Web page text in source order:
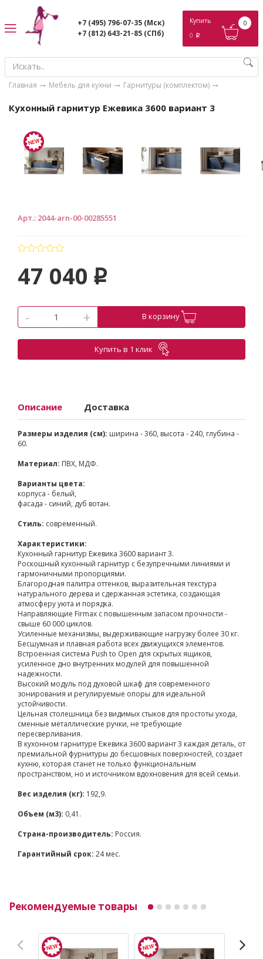
+7 (495) 796-07-35 (Мск)
+7 (812) 643-21-85 (СПб)
Купить
0 p
0
Главная Мебель для кухни Гарнитуры (комплектом)
Кухонный гарнитур Ежевика 3600 вариант 3
Арт.: 2044-arn-00-00285551
47 040 p
- + В корзину
Купить в 1 клик
Описание Доставка
Размеры изделия (см): ширина - 360, высота - 240, глубина -
60.
Материал: ПВХ, МДФ.
Варианты цвета:
корпуса - белый,
фасада - синий, дуб вотан.
Стиль: современный.
Характеристики:
Кухонный гарнитур Ежевика 3600 вариант 3.
Роскошный кухонный гарнитур с безупречными линиями и
гармоничными пропорциями.
Благородная палитра оттенков, выразительная текстура
натурального дерева и сдержанная эстетика, создающая
атмосферу уюта и порядка.
Направляющие Firmax с повышенным запасом прочности -
свыше 60 000 циклов.
Усиленные механизмы, выдерживающие нагрузку более 30 кг.
Бесшумная и плавная работа всех движущихся элементов.
Встроенная система Push to Open для скрытых ящиков,
усиленное дно внутренних модулей для повышенной
надежности.
Высокий модуль под духовой шкаф для современного
зонирования и регулируемые опоры для идеальной
устойчивости.
Цельная столешница без видимых стыков для простоты ухода,
сменные металлические ручки, не требующие
пересверливания.
В кухонном гарнитуре Ежевика 3600 вариант 3 каждая деталь, от
премиальной фурнитуры до бесшовных поверхностей, создает
кухню, которая станет не только функциональным
пространством, но и источником вдохновения для всей семьи.
Вес изделия (кг): 192,9.
Объем (м3): 0,41.
Страна-производитель: Россия.
Гарантийный срок: 24 мес.
Рекомендуемые товары